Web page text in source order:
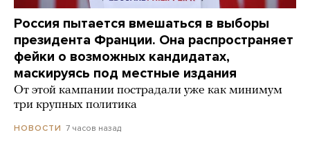
Россия пытается вмешаться в выборы
президента Франции. Она распространяет
фейки о возможных кандидатах,
маскируясь под местные издания
От этой кампании пострадали уже как минимум
три крупных политика
НОВОСТИ 7 часов назад